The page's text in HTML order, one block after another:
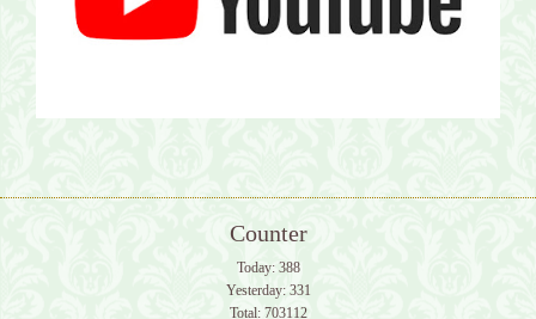
Counter
Today: 388
Yesterday: 331
Total: 703112